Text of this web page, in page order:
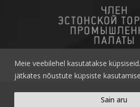
Meie veebilehel kasutatakse
jätkates nõustute küpsiste
Sain aru
Copyright © 2026